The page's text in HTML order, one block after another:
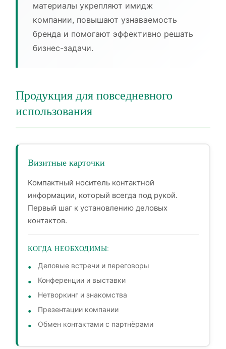
материалы укрепляют имидж
компании, повышают узнаваемость
бренда и помогают эффективно решать
бизнес-задачи.
Продукция для повседневного
использования
Визитные карточки
Компактный носитель контактной
информации, который всегда под рукой.
Первый шаг к установлению деловых
контактов.
КОГДА НЕОБХОДИМЫ:
Деловые встречи и переговоры
Конференции и выставки
Нетворкинг и знакомства
Презентации компании
Обмен контактами с партнёрами